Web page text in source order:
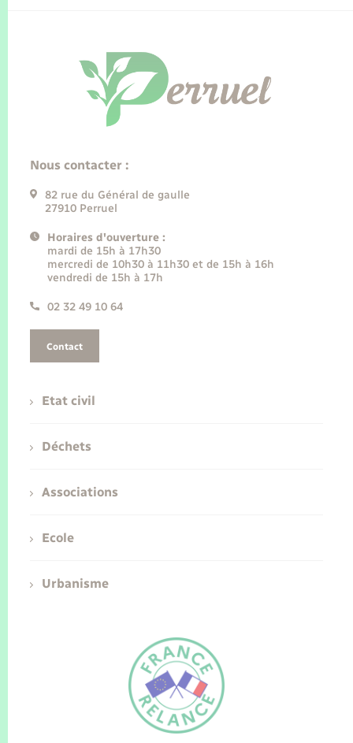
Nous contacter :
82 rue du Général de gaulle
27910 Perruel
Horaires d'ouverture :
mardi de 15h à 17h30
mercredi de 10h30 à 11h30 et de 15h à 16h
vendredi de 15h à 17h
02 32 49 10 64
Contact
Etat civil
Déchets
Associations
Ecole
Urbanisme